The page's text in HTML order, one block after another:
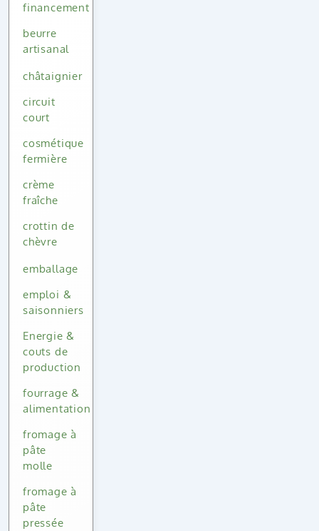
financement
beurre
artisanal
châtaignier
circuit
court
cosmétique
fermière
crème
fraîche
crottin de
chèvre
emballage
emploi &
saisonniers
Energie &
couts de
production
fourrage &
alimentation
fromage à
pâte
molle
fromage à
pâte
pressée